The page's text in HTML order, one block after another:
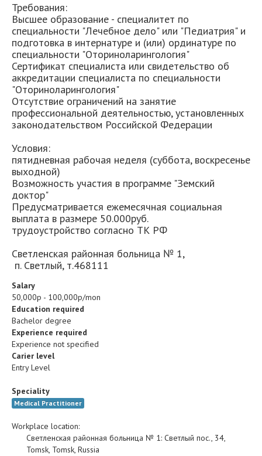
Требования:
Высшее образование - специалитет по
специальности "Лечебное дело" или "Педиатрия" и
подготовка в интернатуре и (или) ординатуре по
специальности "Оториноларингология"
Сертификат специалиста или свидетельство об
аккредитации специалиста по специальности
"Оториноларингология"
Отсутствие ограничений на занятие
профессиональной деятельностью, установленных
законодательством Российской Федерации
Условия:
пятидневная рабочая неделя (суббота, воскресенье
выходной)
Возможность участия в программе "Земский
доктор"
Предусматривается ежемесячная социальная
выплата в размере 50.000руб.
трудоустройство согласно ТК РФ
Светленская районная больница № 1,
п. Светлый, т.468111
Salary
50,000р - 100,000р/mon
Education required
Bachelor degree
Experience required
Experience not specified
Carier level
Entry Level
Speciality
Medical Practitioner
Workplace location:
Светленская районная больница № 1: Светлый пос., 34,
Tomsk, Tomsk, Russia